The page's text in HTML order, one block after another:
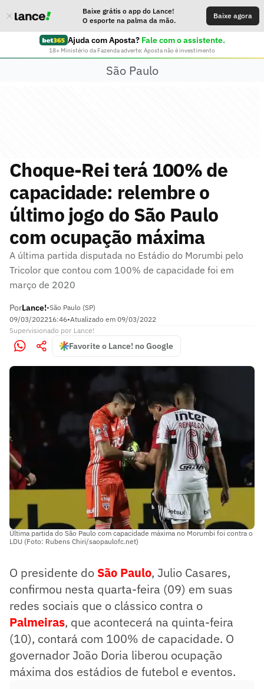
Baixe grátis o app do Lance!
O esporte na palma da mão.
Baixe agora
Ajuda com Aposta? Fale com o assistente.
18+ Ministério da Fazenda adverte: Aposta não é investimento
São Paulo
Choque-Rei terá 100% de
capacidade: relembre o
último jogo do São Paulo
com ocupação máxima
A última partida disputada no Estádio do Morumbi pelo
Tricolor que contou com 100% de capacidade foi em
março de 2020
PorLance!•São Paulo (SP)
09/03/202216:46•Atualizado em 09/03/2022
Supervisionado por Lance!
Favorite o Lance! no Google
Última partida do São Paulo com capacidade máxima no Morumbi foi contra o
LDU (Foto: Rubens Chiri/saopaulofc.net)
O presidente do São Paulo, Julio Casares,
confirmou nesta quarta-feira (09) em suas
redes sociais que o clássico contra o
Palmeiras, que acontecerá na quinta-feira
(10), contará com 100% de capacidade. O
governador João Doria liberou ocupação
máxima dos estádios de futebol e eventos.